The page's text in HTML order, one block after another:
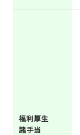
福利厚生
諸手当